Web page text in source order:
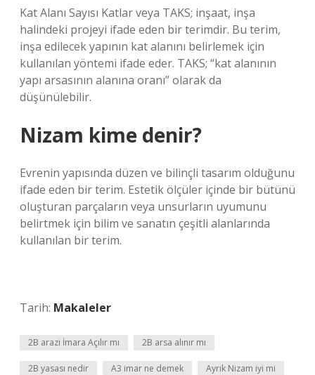
Kat Alanı Sayısı Katlar veya TAKS; inşaat, inşa
halindeki projeyi ifade eden bir terimdir. Bu terim,
inşa edilecek yapının kat alanını belirlemek için
kullanılan yöntemi ifade eder. TAKS; “kat alanının
yapı arsasının alanına oranı” olarak da
düşünülebilir.
Nizam kime denir?
Evrenin yapısında düzen ve bilinçli tasarım olduğunu
ifade eden bir terim. Estetik ölçüler içinde bir bütünü
oluşturan parçaların veya unsurların uyumunu
belirtmek için bilim ve sanatın çeşitli alanlarında
kullanılan bir terim.
Tarih: Makaleler
2B arazi İmara Açılır mı 2B arsa alınır mı
2B yasası nedir A3 imar ne demek Ayrık Nizam iyi mi